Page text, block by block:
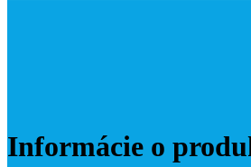
Informácie o